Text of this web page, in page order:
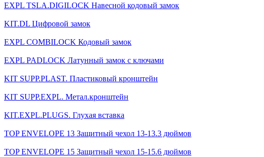
EXPL TSLA.DIGILOCK Навесной кодовый замок
KIT.DL Цифровой замок
EXPL COMBILOCK Кодовый замок
EXPL PADLOCK Латунный замок с ключами
KIT SUPP.PLAST. Пластиковый кронштейн
KIT SUPP.EXPL. Метал.кронштейн
KIT.EXPL.PLUGS. Глухая вставка
TOP ENVELOPE 13 Защитный чехол 13-13.3 дюймов
TOP ENVELOPE 15 Защитный чехол 15-15.6 дюймов